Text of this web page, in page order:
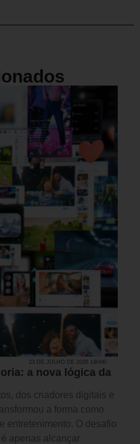
23 DE JULHO DE 2026 14H00
a nova lógica da
dos criadores digitais e
a forma como
entretenimento. O desafio
apenas alcançar